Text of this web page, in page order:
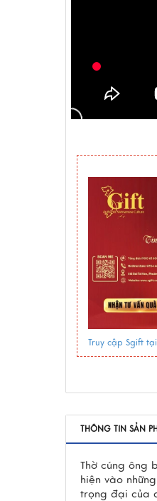
Truy cập Sgift
THÔNG TIN SẢN
Thờ cúng ông
hiện vào
trọng đại của